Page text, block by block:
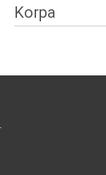
Korpa